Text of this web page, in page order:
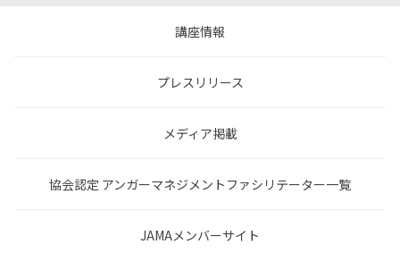
講座情報
プレスリリース
メディア掲載
協会認定 アンガーマネジメントファシリテーター一覧
JAMAメンバーサイト